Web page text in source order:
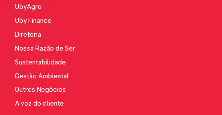
UbyAgro
Uby Finance
Diretoria
Nossa Razão de Ser
Sustentabilidade
Gestão Ambiental
Outros Negócios
A voz do cliente